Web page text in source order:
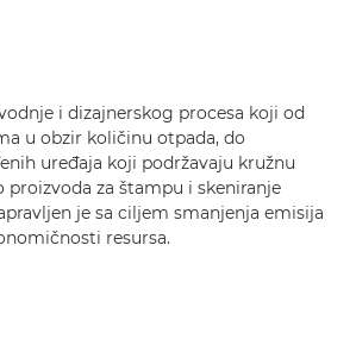
i dizajnerskog procesa koji od
u obzir količinu otpada, do
uređaja koji podržavaju kružnu
za štampu i skeniranje
je sa ciljem smanjenja emisija
resursa.